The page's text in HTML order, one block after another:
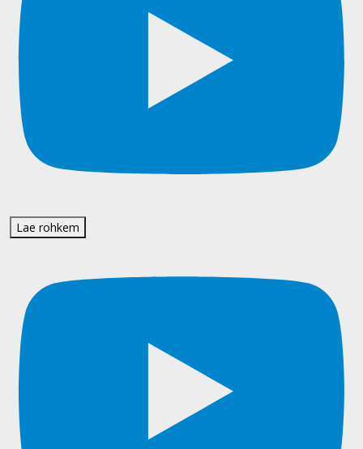
Lae rohkem